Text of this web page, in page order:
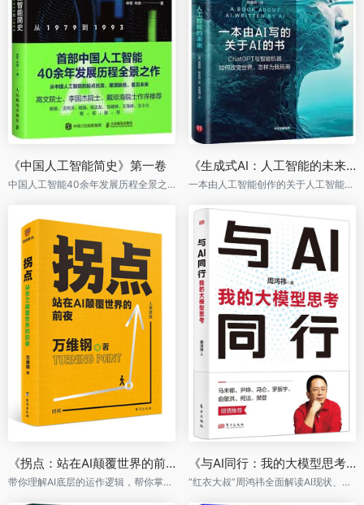
《中国人工智能简史》第一卷
中国人工智能40余年发展历程全景之作，一书讲透中国人工智能发展的来龙去脉，从往事中看见未来
《生成式AI：人工智能的未来》
一本由人工智能创作的关于人工智能的普及读物。
《拐点：站在AI颠覆世界的前夜》
带你理解AI底层的运作逻辑，帮你掌握GPT的强势用法
《与AI同行：我的大模型思考》
“红衣大叔”周鸿祎全面解读AI现状、挑战与未来的力作。